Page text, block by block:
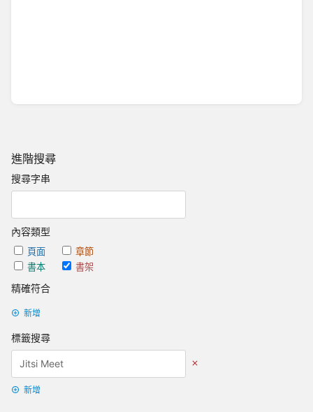
進階搜尋
搜尋字串
內容類型
頁面
章節
書本
書架
精確符合
新增
標籤搜尋
新增